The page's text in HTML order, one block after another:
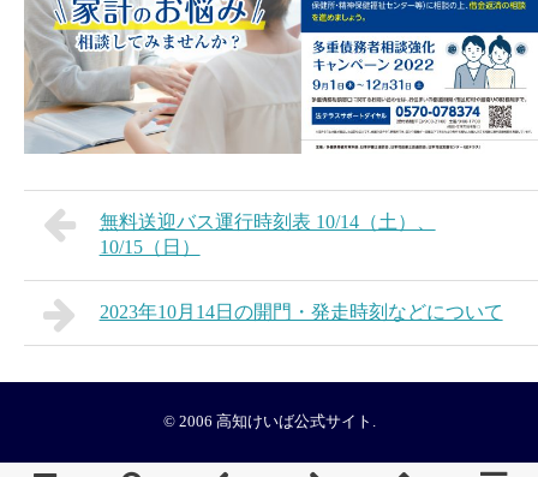
無料送迎バス運行時刻表 10/14（土）、
10/15（日）
2023年10月14日の開門・発走時刻などについて
© 2006 高知けいば公式サイト .